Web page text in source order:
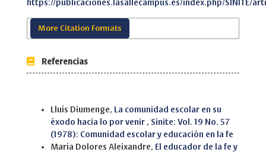
https://publicaciones.lasallecampus.es/index.php/SINITE/
More Citation Formats
Referencias
Lluís Diumenge,
La comunidad escolar en su
éxodo hacia lo por venir , Sinite: Vol. 19 No. 57
(1978): Comunidad escolar y educación en la fe
María Dolores Aleixandre, El educador de la fe y